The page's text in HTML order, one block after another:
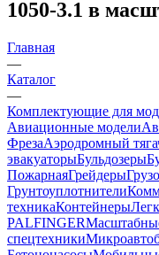
1050-3.1 в
Главная
—
Каталог
—
Комплектующие для
Авиационные модели
ФрезаАэродромный
эвакуаторыБульдозеры
ПожарнаяГрейдеры
Грунтоуплотнители
техникаКонтейнеры
PALFINGER
спецтехники